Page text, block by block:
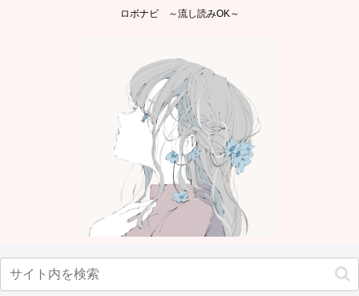
ロボナビ ～流し読みOK～